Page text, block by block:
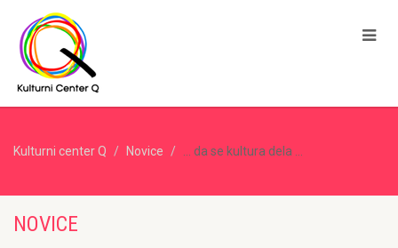
Kulturni center Q Novice … da se kultura dela …
NOVICE